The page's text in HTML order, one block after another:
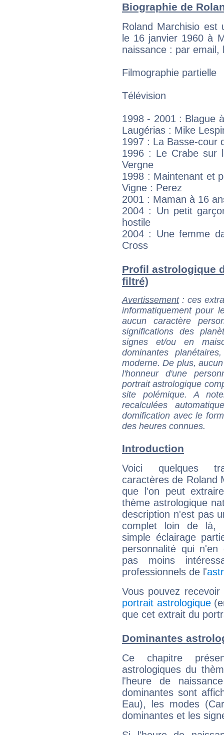
Biographie de
Roland Marchisio est
le 16 janvier 1960 à
naissance : par email,
Filmographie partielle
Télévision
1998 - 2001 : Blague
Laugérias : Mike
1997 : La Basse-cour
1996 : Le Crabe sur
Vergne
1998 : Maintenant et
Vigne : Perez
2001 : Maman à 16
2004 : Un petit
hostile
2004 : Une femme
Cross
Profil astrologique
filtré)
Avertissement: ces
informatiquement pour
aucun caractère
significations des
signes et/ou en
dominantes
moderne. De plus,
l'honneur d'une
portrait astrologique
site polémique. A
recalculées
domification avec le
des heures connues.
Introduction
Voici quelques
caractères de Roland
que l'on peut
thème astrologique
description n'est pas
complet loin de là,
simple éclairage
personnalité qui n'en
pas moins
professionnels de l'
Vous pouvez
portrait astrologique
que cet extrait du
Dominantes
Ce chapitre
astrologiques du
l'heure de
dominantes sont
Eau), les modes
dominantes et les